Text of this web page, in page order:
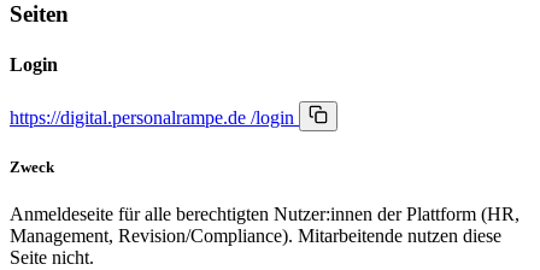
Seiten
Login
https://digital.personalrampe.de /login
Zweck
Anmeldeseite für alle berechtigten Nutzer:innen der Plattform (HR,
Management, Revision/Compliance). Mitarbeitende nutzen diese
Seite nicht.